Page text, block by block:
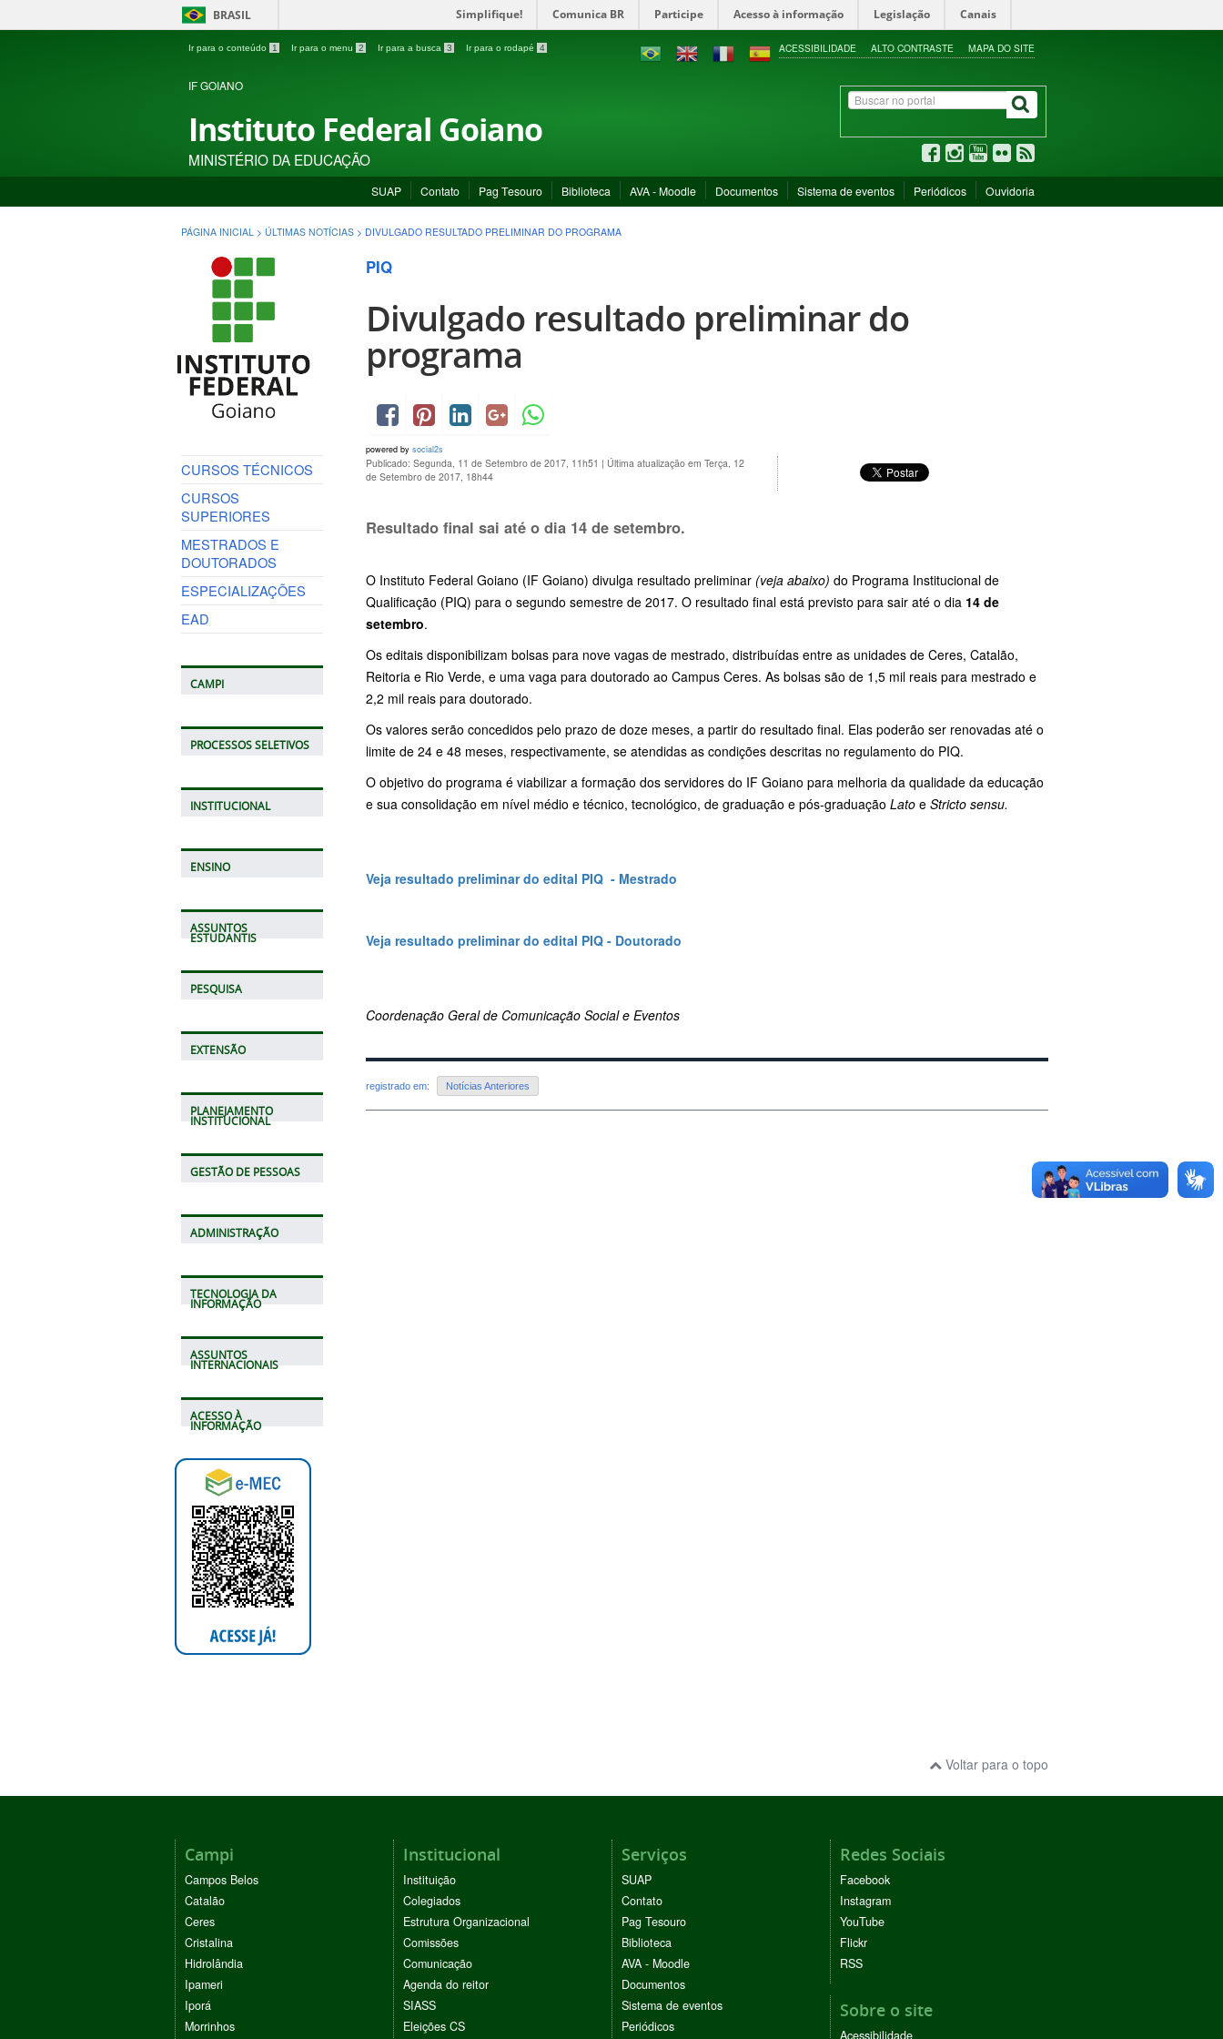
BRASIL Simplifique! Comunica BR Participe Acesso à informação Legislação Canais
Ir para o conteúdo 1 Ir para o menu 2 Ir para a busca 3 Ir para o rodapé 4 ACESSIBILIDADE ALTO CONTRASTE MAPA DO SITE
IF GOIANO
Instituto Federal Goiano
MINISTÉRIO DA EDUCAÇÃO
SUAP Contato Pag Tesouro Biblioteca AVA - Moodle Documentos Sistema de eventos Periódicos Ouvidoria
PÁGINA INICIAL > ÚLTIMAS NOTÍCIAS > DIVULGADO RESULTADO PRELIMINAR DO PROGRAMA
CURSOS TÉCNICOS
CURSOS
SUPERIORES
MESTRADOS E
DOUTORADOS
ESPECIALIZAÇÕES
EAD
CAMPI
PROCESSOS SELETIVOS
INSTITUCIONAL
ENSINO
ASSUNTOS
ESTUDANTIS
PESQUISA
EXTENSÃO
PLANEJAMENTO
INSTITUCIONAL
GESTÃO DE PESSOAS
ADMINISTRAÇÃO
TECNOLOGIA DA
INFORMAÇÃO
ASSUNTOS
INTERNACIONAIS
ACESSO À
INFORMAÇÃO
PIQ
Divulgado resultado preliminar do
programa
powered by social2s
Publicado: Segunda, 11 de Setembro de 2017, 11h51 | Última atualização em Terça, 12
de Setembro de 2017, 18h44
Resultado final sai até o dia 14 de setembro.
O Instituto Federal Goiano (IF Goiano) divulga resultado preliminar (veja abaixo) do Programa Institucional de
Qualificação (PIQ) para o segundo semestre de 2017. O resultado final está previsto para sair até o dia 14 de
setembro.
Os editais disponibilizam bolsas para nove vagas de mestrado, distribuídas entre as unidades de Ceres, Catalão,
Reitoria e Rio Verde, e uma vaga para doutorado ao Campus Ceres. As bolsas são de 1,5 mil reais para mestrado e
2,2 mil reais para doutorado.
Os valores serão concedidos pelo prazo de doze meses, a partir do resultado final. Elas poderão ser renovadas até o
limite de 24 e 48 meses, respectivamente, se atendidas as condições descritas no regulamento do PIQ.
O objetivo do programa é viabilizar a formação dos servidores do IF Goiano para melhoria da qualidade da educação
e sua consolidação em nível médio e técnico, tecnológico, de graduação e pós-graduação Lato e Stricto sensu.
Veja resultado preliminar do edital PIQ - Mestrado
Veja resultado preliminar do edital PIQ - Doutorado
Coordenação Geral de Comunicação Social e Eventos
registrado em: Notícias Anteriores
Voltar para o topo
Campi
Campos Belos
Catalão
Ceres
Cristalina
Hidrolândia
Ipameri
Iporá
Morrinhos
Institucional
Instituição
Colegiados
Estrutura Organizacional
Comissões
Comunicação
Agenda do reitor
SIASS
Eleições CS
Serviços
SUAP
Contato
Pag Tesouro
Biblioteca
AVA - Moodle
Documentos
Sistema de eventos
Periódicos
Redes Sociais
Facebook
Instagram
YouTube
Flickr
RSS
Sobre o site